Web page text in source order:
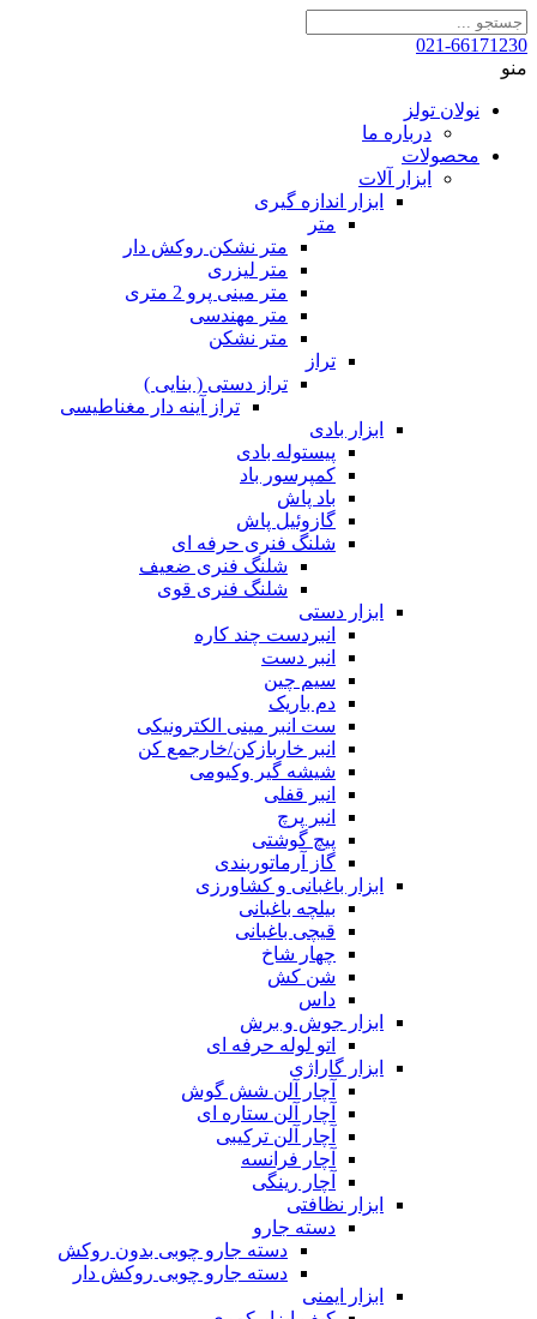
021-66171230
منو
نولان تولز
درباره ما
محصولات
ابزار آلات
ابزار اندازه گیری
متر
متر نشکن روکش دار
متر لیزری
متر مینی پرو 2 متری
متر مهندسی
متر نشکن
تراز
تراز دستی ( بنایی )
تراز آینه دار مغناطیسی
ابزار بادی
پیستوله بادی
کمپرسور باد
باد پاش
گازوئیل پاش
شلنگ فنری حرفه ای
شلنگ فنری ضعیف
شلنگ فنری قوی
ابزار دستی
انبردست چند کاره
انبر دست
سیم چین
دم باریک
ست انبر مینی الکترونیکی
انبر خاربازکن/خارجمع کن
شیشه گیر وکیومی
انبر قفلی
انبر پرچ
پیچ گوشتی
گاز آرماتوربندی
ابزار باغبانی و کشاورزی
بیلچه باغبانی
قیچی باغبانی
چهار شاخ
شن کش
داس
ابزار جوش و برش
اتو لوله حرفه ای
ابزار گاراژی
آچار آلن شش گوش
آچار آلن ستاره ای
آچار آلن ترکیبی
آچار فرانسه
آچار رینگی
ابزار نظافتی
دسته جارو
دسته جارو چوبی بدون روکش
دسته جارو چوبی روکش دار
ابزار ایمنی